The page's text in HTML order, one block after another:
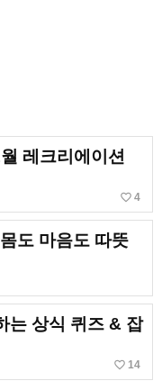
레크리에이션
favorite_border 4
도 마음도 따뜻
는 상식 퀴즈 & 잡
favorite_border 14